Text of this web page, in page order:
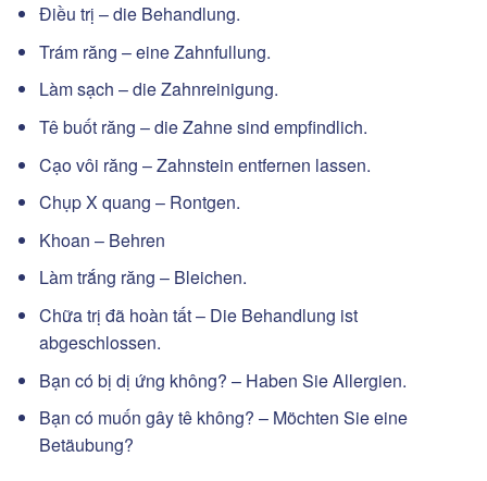
Điều trị – die Behandlung.
Trám răng – eine Zahnfullung.
Làm sạch – die Zahnreinigung.
Tê buốt răng – die Zahne sind empfindlich.
Cạo vôi răng – Zahnstein entfernen lassen.
Chụp X quang – Rontgen.
Khoan – Behren
Làm trắng răng – Bleichen.
Chữa trị đã hoàn tất – Die Behandlung ist
abgeschlossen.
Bạn có bị dị ứng không? – Haben Sie Allergien.
Bạn có muốn gây tê không? – Möchten Sie eine
Betäubung?